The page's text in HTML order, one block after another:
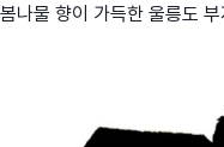
봄나물 향이 가득한 울릉도